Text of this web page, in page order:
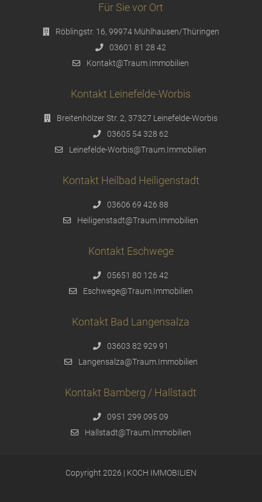
Für Sie vor Ort
Röblingstr. 16, 99974 Mühlhausen/Thüringen
03601 81 28 42
Kontakt@Traum.Immobilien
Kontakt Leinefelde-Worbis
Breitenhölzer Str. 2, 37327 Leinefelde-Worbis
03605 54 328 62
Leinefelde-Worbis@Traum.Immobilien
Kontakt Heilbad Heiligenstadt
03606 69 426 88
Heiligenstadt@Traum.Immobilien
Kontakt Eschwege
05651 80 126 42
Eschwege@Traum.Immobilien
Kontakt Bad Langensalza
03603 82 929 91
Langensalza@Traum.Immobilien
Kontakt Bamberg / Hallstadt
0951 299 095 09
Hallstadt@Traum.Immobilien
Copyright 2026 | KOCH IMMOBILIEN